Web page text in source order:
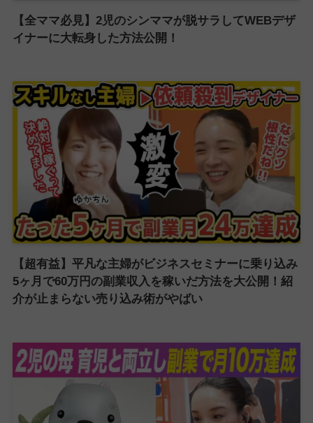
【全ママ必見】2児のシンママが脱サラしてWEBデザ
イナーに大転身した方法公開！
【超有益】平凡な主婦がビジネスセミナーに乗り込み
5ヶ月で60万円の副業収入を稼いだ方法を大公開！紹
介が止まらない売り込み術がやばい